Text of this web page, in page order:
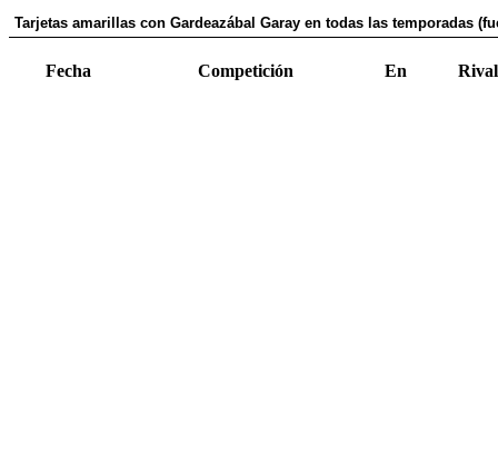
Tarjetas amarillas con Gardeazábal Garay en todas las temporadas
Fecha Competición En Rival